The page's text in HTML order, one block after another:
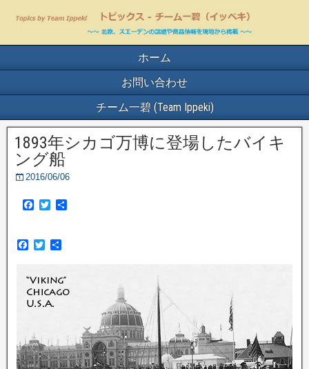
ホーム
お問い合わせ
チーム一碧 (Team Ippeki)
1893年シカゴ万博に登場したバイキ
ング船
2016/06/06
F
e
b
k
T
t
t
F
e
b
o
o
T
t
t
e
r